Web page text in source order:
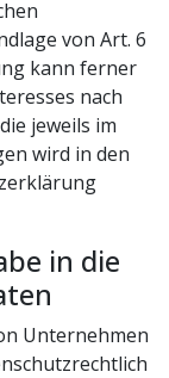
von Art. 6
kann ferner
nach
jeweils im
wird in den
in die
Unternehmen